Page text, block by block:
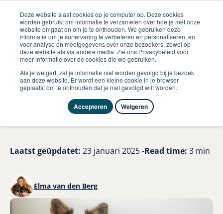
Deze website slaat cookies op je computer op. Deze cookies
worden gebruikt om informatie te verzamelen over hoe je met onze
website omgaat en om je te onthouden. We gebruiken deze
informatie om je surfervaring te verbeteren en personaliseren, en
voor analyse en meetgegevens over onze bezoekers, zowel op
deze website als via andere media. Zie ons Privacybeleid voor
meer informatie over de cookies die we gebruiken.
Als je weigert, zal je informatie niet worden gevolgd bij je bezoek
aan deze website. Er wordt een kleine cookie in je browser
geplaatst om te onthouden dat je niet gevolgd wilt worden.
Accepteren Weigeren
Hond
Vieze oren bij honden hoe ontstaan ze en wat kun je doen
Vieze oren bij honden: hoe
ontstaan ze en wat kun je
doen?
Laatst geüpdatet: 23 januari 2025 -Read time: 3 min
Elma van den Berg